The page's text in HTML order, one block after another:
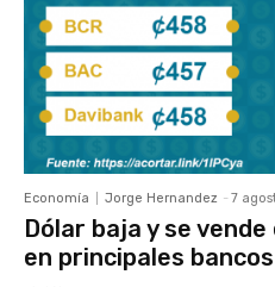
Economía Jorge Hernandez - 7
Dólar baja y se
en principales bancos